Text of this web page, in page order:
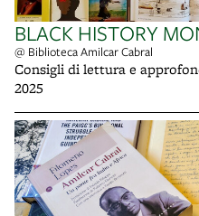
BLACK HISTORY
@ Biblioteca Amilcar Cabral
Consigli di lettura e
2025